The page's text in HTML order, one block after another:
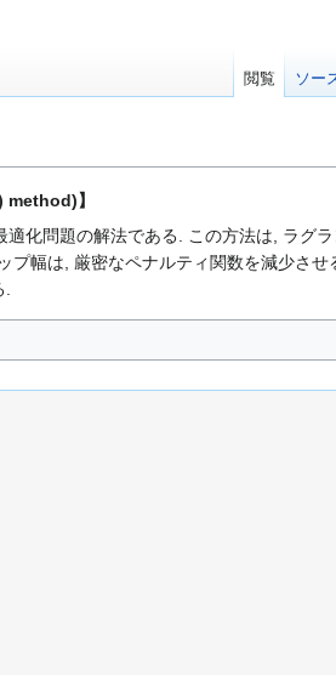
】
化問題の解法である. この方法は, ラグ
幅は, 厳密なペナルティ関数を減少さ
.
閲覧 ソー